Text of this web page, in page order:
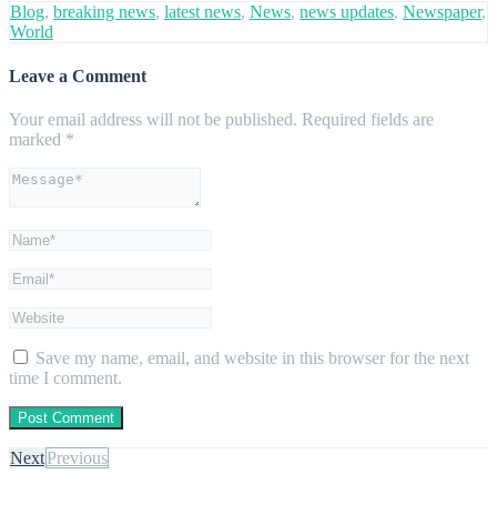
Blog, breaking news, latest news, News, news updates, Newspaper,
World
Leave a Comment
Your email address will not be published. Required fields are
marked *
Save my name, email, and website in this browser for the next
time I comment.
NextPrevious